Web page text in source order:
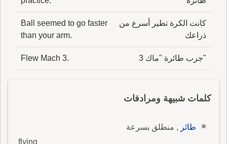
كانت الكرة تطير أسرع من
ذراعك
Ball seemed to go faster
than your arm.
"جرب طائرة "ماك 3 Flew Mach 3.
كلمات شبيهة ومرادفات
طائر , منطلق بسرعة
flying